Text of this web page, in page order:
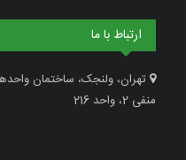
ارتباط با ما
تهران، ولنجک، ساختمان
منفی 2، واحد 216